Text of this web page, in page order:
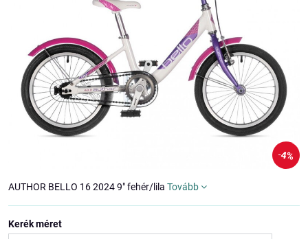
4%
AUTHOR BELLO 16 2024 9" fehér/lila Tovább
Kerék méret